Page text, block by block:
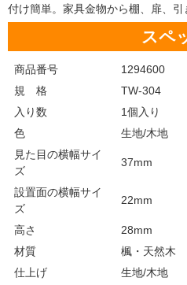
付け簡単。家具金物から棚、扉、引
スペ
商品番号
1294600
規 格
TW-304
入り数
1個入り
色
生地/木地
見た目の横幅サイ
ズ
37mm
設置面の横幅サイ
ズ
22mm
高さ
28mm
材質
楓・天然木
仕上げ
生地/木地